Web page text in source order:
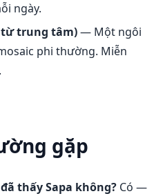
ngày.
từ trung tâm)— Một ngôi
phi thường. Miễn
gặp
thấy Sapa không? Có —